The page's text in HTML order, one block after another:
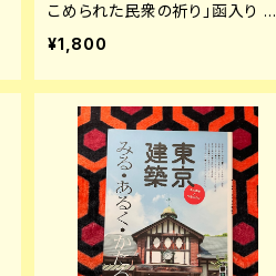
こめられた民衆の祈り」函入り 装
幀:浅井努 芳賀書店 キッチュ
¥1,800